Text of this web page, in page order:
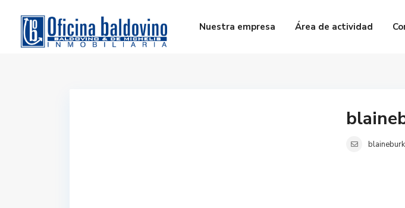
Nuestra empresa Área de actividad